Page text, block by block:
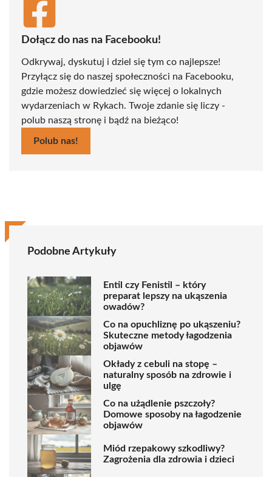
Dołącz do nas na Facebooku!
Odkrywaj, dyskutuj i dziel się tym co najlepsze!
Przyłącz się do naszej społeczności na Facebooku,
gdzie możesz dowiedzieć się więcej o lokalnych
wydarzeniach w Rykach. Twoje zdanie się liczy -
polub naszą stronę i bądź na bieżąco!
Polub nas!
Podobne Artykuły
Entil czy Fenistil – który
preparat lepszy na ukąszenia
owadów?
Co na opuchliznę po ukąszeniu?
Skuteczne metody łagodzenia
objawów
Okłady z cebuli na stopę –
naturalny sposób na zdrowie i
ulgę
Co na użądlenie pszczoły?
Domowe sposoby na łagodzenie
objawów
Miód rzepakowy szkodliwy?
Zagrożenia dla zdrowia i dzieci